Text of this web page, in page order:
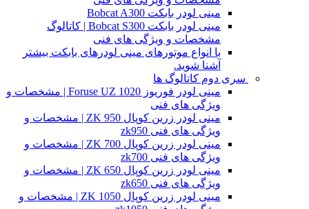
مینی لودر بابکت Bobcat A300
مینی لودر بابکت Bobcat S300 | کاتالوگ
مشخصات و ویژگی های فنی
با انواع موتورهای مینی لودرهای بابکت بیشتر
آشنا شوید.
سری دوم کاتالوگ ها
مینی لودر فوریوز Foruse UZ 1020 | مشخصات و
ویژگی های فنی
مینی لودر زرین کوپال ZK 950 | مشخصات و
ویژگی های فنی zk950
مینی لودر زرین کوپال ZK 700 | مشخصات و
ویژگی های فنی zk700
مینی لودر زرین کوپال ZK 650 | مشخصات و
ویژگی های فنی zk650
مینی لودر زرین کوپال ZK 1050 | مشخصات و